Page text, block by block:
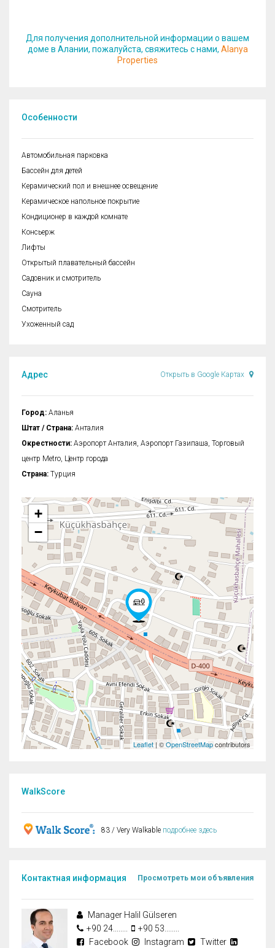
Для получения дополнительной информации о вашем
доме в Алании, пожалуйста, свяжитесь с нами, Alanya
Properties
Особенности
Автомобильная парковка
Бассейн для детей
Керамический пол и внешнее освещение
Керамическое напольное покрытие
Кондиционер в каждой комнате
Консьерж
Лифты
Открытый плавательный бассейн
Садовник и смотритель
Сауна
Смотритель
Ухоженный сад
Адрес Открыть в Google Картах
Город: Аланья
Штат / Страна: Анталия
Окрестности: Аэропорт Анталия, Аэропорт Газипаша, Торговый
центр Metro, Центр города
Страна: Турция
+
−
Leaflet | ©OpenStreetMapcontributors
WalkScore
83 / Very Walkable подробнее здесь
Контактная информация Просмотреть мои объявления
Manager Halil Gülseren
+90 24........
+90 53........
Facebook
Instagram
Twitter